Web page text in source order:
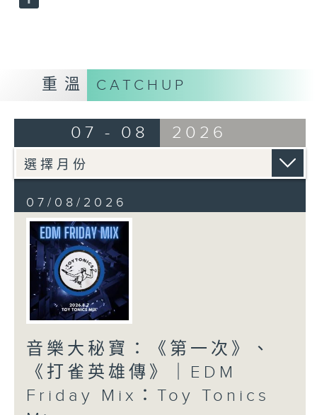
Nueva
重溫 CATCHUP
07 - 08 2026
07/08/2026
音樂大秘寶：《第一次》、
《打雀英雄傳》｜EDM
Friday Mix：Toy Tonics